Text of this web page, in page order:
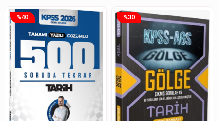
%40 %30